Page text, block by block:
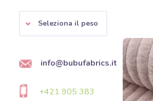
Seleziona il peso
info@bubufabrics.it
+421 905 383